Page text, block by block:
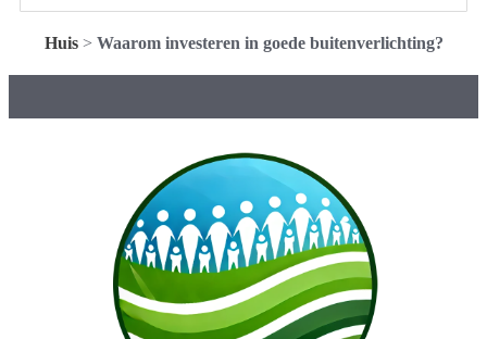
Huis> Waarom investeren in goede buitenverlichting?